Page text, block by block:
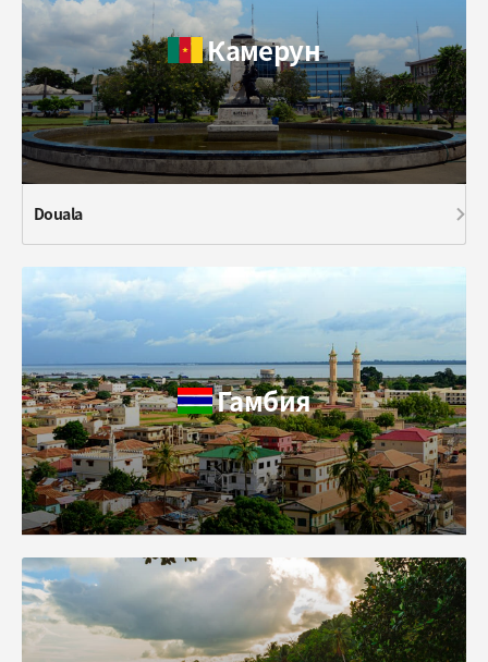
Камерун
Douala
Гамбия